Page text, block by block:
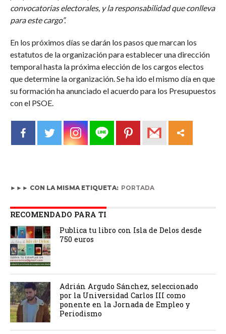
convocatorias electorales, y la responsabilidad que conlleva
para este cargo”.
En los próximos días se darán los pasos que marcan los
estatutos de la organización para establecer una dirección
temporal hasta la próxima elección de los cargos electos
que determine la organización. Se ha ido el mismo día en que
su formación ha anunciado el acuerdo para los Presupuestos
con el PSOE.
►►► CON LA MISMA ETIQUETA: PORTADA
RECOMENDADO PARA TI
Publica tu libro con Isla de Delos desde
750 euros
Adrián Argudo Sánchez, seleccionado
por la Universidad Carlos III como
ponente en la Jornada de Empleo y
Periodismo